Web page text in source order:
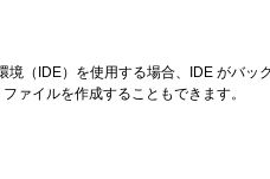
（IDE）を使用する場合、IDE がバッ
ァイルを作成することもできます。